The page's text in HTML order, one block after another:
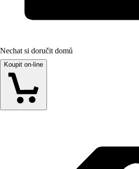
Nechat si doručit domů
Koupit on-line